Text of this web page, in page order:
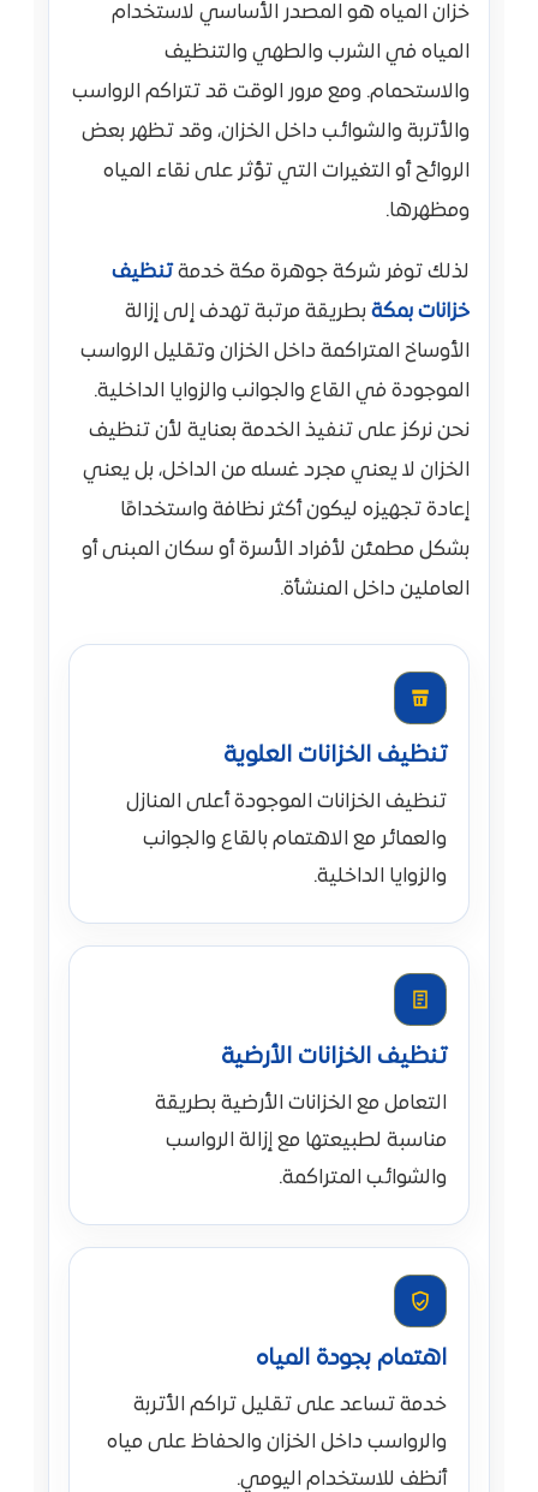
خزان المياه هو المصدر الأساسي لاستخدام
المياه في الشرب والطهي والتنظيف
والاستحمام. ومع مرور الوقت قد تتراكم الرواسب
والأتربة والشوائب داخل الخزان، وقد تظهر بعض
الروائح أو التغيرات التي تؤثر على نقاء المياه
ومظهرها.
لذلك توفر شركة جوهرة مكة خدمةتنظيف
خزانات بمكة بطريقة مرتبة تهدف إلى إزالة
الأوساخ المتراكمة داخل الخزان وتقليل الرواسب
الموجودة في القاع والجوانب والزوايا الداخلية.
نحن نركز على تنفيذ الخدمة بعناية لأن تنظيف
الخزان لا يعني مجرد غسله من الداخل، بل يعني
إعادة تجهيزه ليكون أكثر نظافة واستخدامًا
بشكل مطمئن لأفراد الأسرة أو سكان المبنى أو
العاملين داخل المنشأة.
تنظيف الخزانات العلوية
تنظيف الخزانات الموجودة أعلى المنازل
والعمائر مع الاهتمام بالقاع والجوانب
والزوايا الداخلية.
تنظيف الخزانات الأرضية
التعامل مع الخزانات الأرضية بطريقة
مناسبة لطبيعتها مع إزالة الرواسب
والشوائب المتراكمة.
اهتمام بجودة المياه
خدمة تساعد على تقليل تراكم الأتربة
والرواسب داخل الخزان والحفاظ على مياه
أنظف للاستخدام اليومي.